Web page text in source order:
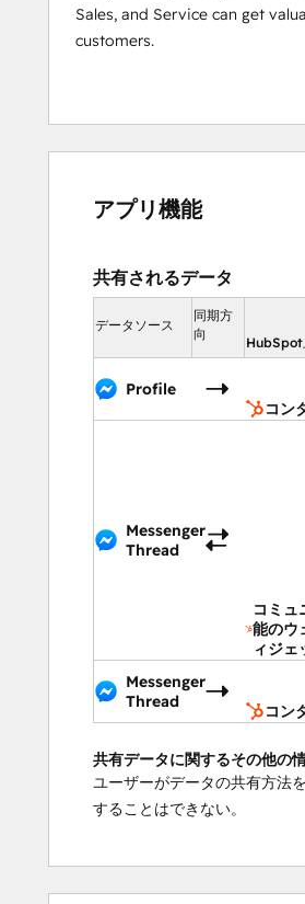
Sales, and Service can get
customers.
アプリ機能
共有されるデータ
データソース
同期方
向
HubSpot
Profile
コン
Messenger
Thread
コミュ
能のウ
ィジェ
Messenger
Thread
コン
共有データに関するその他の
ユーザーがデータの共有方法
することはできない。